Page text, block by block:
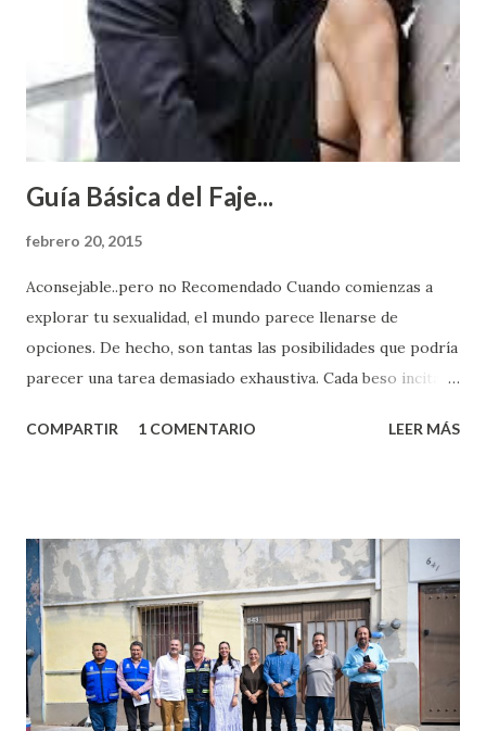
Guía Básica del Faje...
febrero 20, 2015
Aconsejable..pero no Recomendado Cuando comienzas a
explorar tu sexualidad, el mundo parece llenarse de
opciones. De hecho, son tantas las posibilidades que podría
parecer una tarea demasiado exhaustiva. Cada beso incita
partes de ti que jamás hubieras imaginado. El problema es
conoces ni la mitad de lo que deberías saber. Pero incluso
quienes ya han tenido relaciones sexuales no son expertos
o expertas en el tema. Siempre hay algo nuevo que
aprender y nuevas experiencias que conocer. Si eres una
chica y aún no has tenido relaciones sexuales, tal vez
pienses que el sexo será increíble y no puedas esperar para
COMPARTIR 1 COMENTARIO LEER MÁS